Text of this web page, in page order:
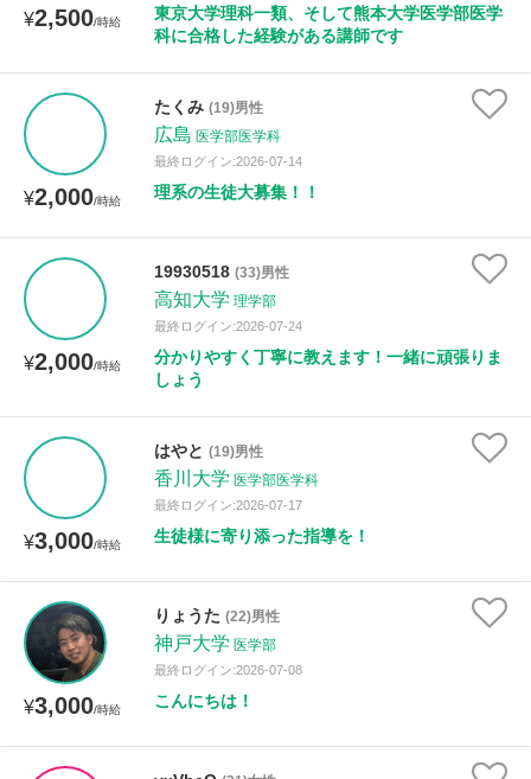
¥2,500/時給
東京大学理科一類、そして熊本大学医学部医学
科に合格した経験がある講師です
¥2,000/時給
たくみ (19)男性
広島 医学部医学科
最終ログイン:2026-07-14
理系の生徒大募集！！
¥2,000/時給
19930518 (33)男性
高知大学 理学部
最終ログイン:2026-07-24
分かりやすく丁寧に教えます！一緒に頑張りま
しょう
¥3,000/時給
はやと (19)男性
香川大学 医学部医学科
最終ログイン:2026-07-17
生徒様に寄り添った指導を！
¥3,000/時給
りょうた (22)男性
神戸大学 医学部
最終ログイン:2026-07-08
こんにちは！